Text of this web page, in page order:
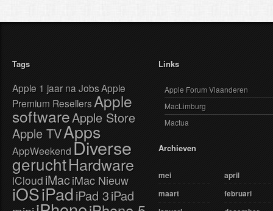
Tags
Apple 1 jaar na JobsApple
Premium ResellersApple
softwareApple Store
Apple TVApps
AppWeekend Diverse
geruchtHardware
iCloud iMaciMac Nieuw
iOSiPadiPad 3iPad
Links
Apple Forum Vlaanderen
MacLimburg
Mactua
Archieven
mei
april
maart
februari